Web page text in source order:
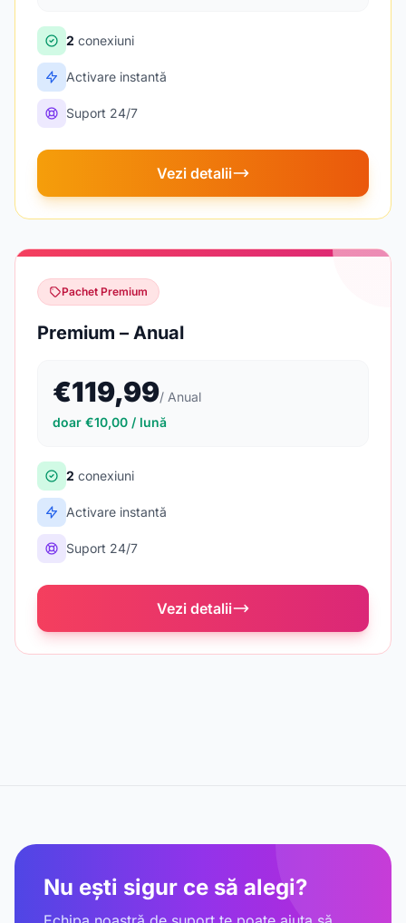
2 conexiuni
Activare instantă
Suport 24/7
Vezi detalii
Pachet Premium
Premium – Anual
€119,99/ Anual
doar €10,00 / lună
2 conexiuni
Activare instantă
Suport 24/7
Vezi detalii
Nu ești sigur ce să alegi?